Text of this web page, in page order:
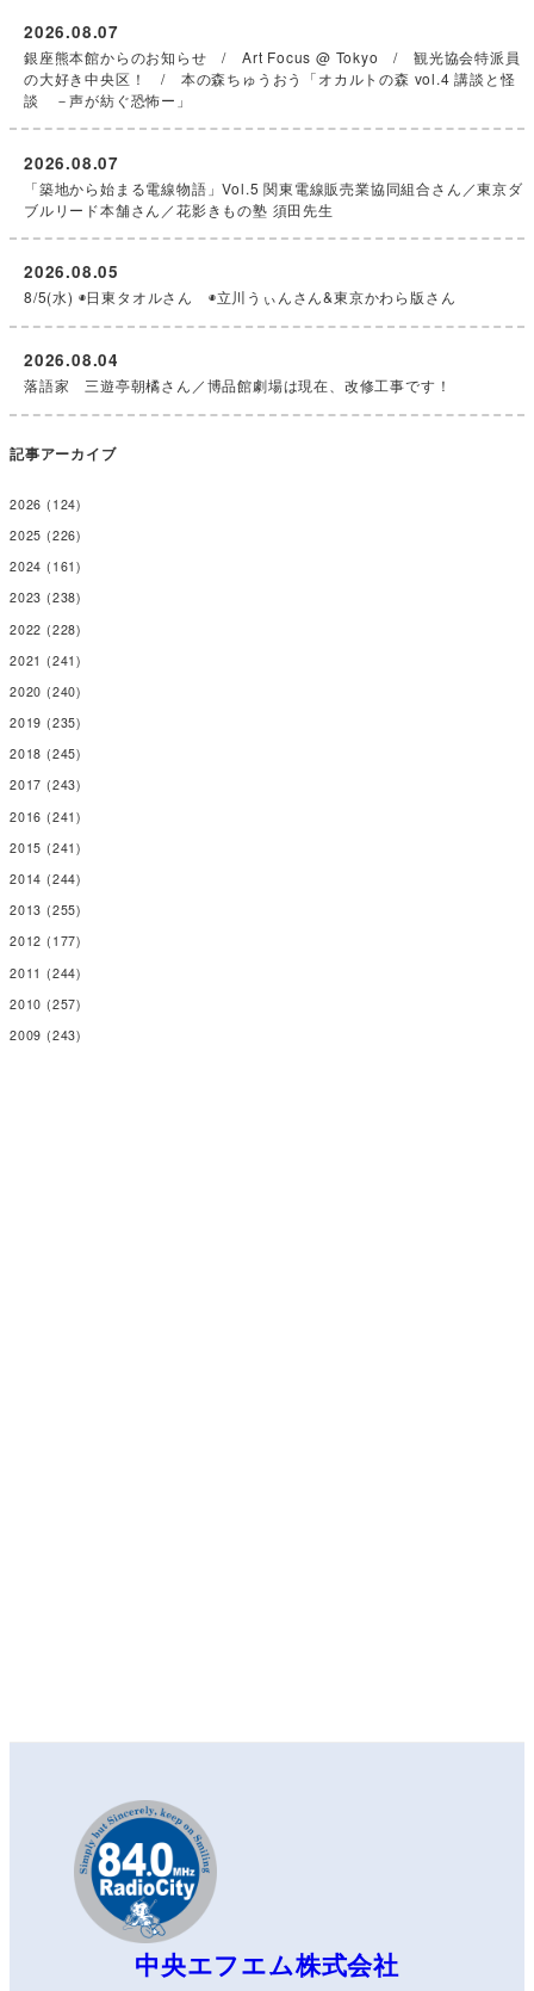
銀座熊本館からのお知らせ / Art Focus @ Tokyo / 観光協会特派員
の大好き中央区！ / 本の森ちゅうおう「オカルトの森 vol.4 講談と怪
談 －声が紡ぐ恐怖ー」
2026.08.07
「築地から始まる電線物語」Vol.5 関東電線販売業協同組合さん／東京ダ
ブルリード本舗さん／花影きもの塾 須田先生
2026.08.07
8/5(水) ◉日東タオルさん ◉立川うぃんさん&東京かわら版さん
2026.08.05
落語家 三遊亭朝橘さん／博品館劇場は現在、改修工事です！
2026.08.04
記事アーカイブ
2026 (124)
2025 (226)
2024 (161)
2023 (238)
2022 (228)
2021 (241)
2020 (240)
2019 (235)
2018 (245)
2017 (243)
2016 (241)
2015 (241)
2014 (244)
2013 (255)
2012 (177)
2011 (244)
2010 (257)
2009 (243)
中央エフエム株式会社